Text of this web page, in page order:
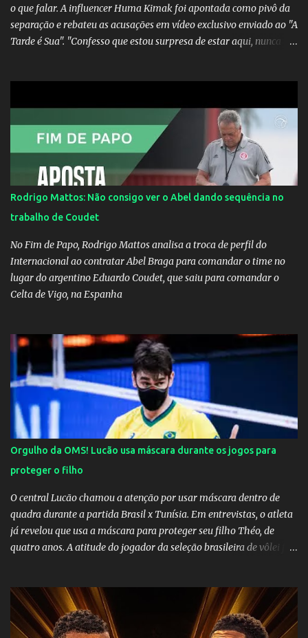
o que falar. A influencer Huma Kimak foi apontada como pivô da
separação e rebateu as acusações em vídeo exclusivo enviado ao "A
Tarde é Sua". "Confesso que estou surpresa de estar aqui, nunca
Huma Kimak. A influencer também contou que recebe diversos
ataques na internet desde a época em que foi contratada para
fazer a divulgação de uma live do Gusttavo Lima em Manaus,
capital do Amazonas. "Fui até o local onde seria o show, divulguei
e no dia seguinte foi feita a live que eu não pude ir, porque estava
me sentindo mal", explicou Huma. A notícia da separação de
Gusttavo Lima e Andressa Suita foi divulgada no dia 9 de outubro.
A relação chegou ao fim após cinco anos e houve rumores de uma
suposta traição do canto...
Rodrigo Mattos: Não consigo ver o Abel dando sequência no
trabalho de Coudet
No Fim de Papo, Rodrigo Mattos analisa a troca de perfil do
Internacional ao contratar Abel Braga para comandar o time no
lugar do argentino Eduardo Coudet, que saiu para comandar o
Celta de Vigo, na Espanha
Orgulho da OMS! Lucão usa máscara durante os jogos para
proteger o filho
O central Lucão chamou a atenção por usar máscara dentro de
quadra durante a partida Brasil x Tunísia. Em entrevistas, o atleta
já revelou que usa a máscara para proteger seu filho Théo, de
quatro anos. A atitude do jogador da seleção brasileira de vôlei foi
China por 5 a 0 na estreia brasileira nas olimpíadas de Tóquio.
Marta marcou duas vezes, Debinha, Andressa Alves e Bia
Zaneratto foram autoras dos gols. Juliette, embaixadora